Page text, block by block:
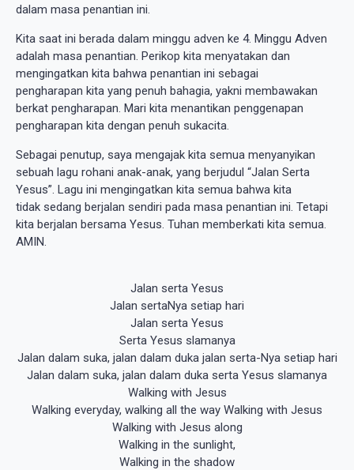
dalam masa penantian ini.
Kita saat ini berada dalam minggu adven ke 4. Minggu Adven
adalah masa penantian. Perikop kita menyatakan dan
mengingatkan kita bahwa penantian ini sebagai
pengharapan kita yang penuh bahagia, yakni membawakan
berkat pengharapan. Mari kita menantikan penggenapan
pengharapan kita dengan penuh sukacita.
Sebagai penutup, saya mengajak kita semua menyanyikan
sebuah lagu rohani anak-anak, yang berjudul “Jalan Serta
Yesus”. Lagu ini mengingatkan kita semua bahwa kita
tidak sedang berjalan sendiri pada masa penantian ini. Tetapi
kita berjalan bersama Yesus. Tuhan memberkati kita semua.
AMIN.
Jalan serta Yesus
Jalan sertaNya setiap hari
Jalan serta Yesus
Serta Yesus slamanya
Jalan dalam suka, jalan dalam duka jalan serta-Nya setiap hari
Jalan dalam suka, jalan dalam duka serta Yesus slamanya
Walking with Jesus
Walking everyday, walking all the way Walking with Jesus
Walking with Jesus along
Walking in the sunlight,
Walking in the shadow